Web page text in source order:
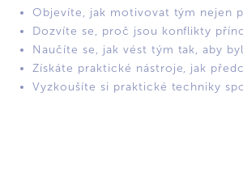
Objevíte, jak motivovat tým nejen
Dozvíte se, proč jsou konflikty
Naučíte se, jak vést tým tak, aby
Získáte praktické nástroje, jak
Vyzkoušíte si praktické techniky